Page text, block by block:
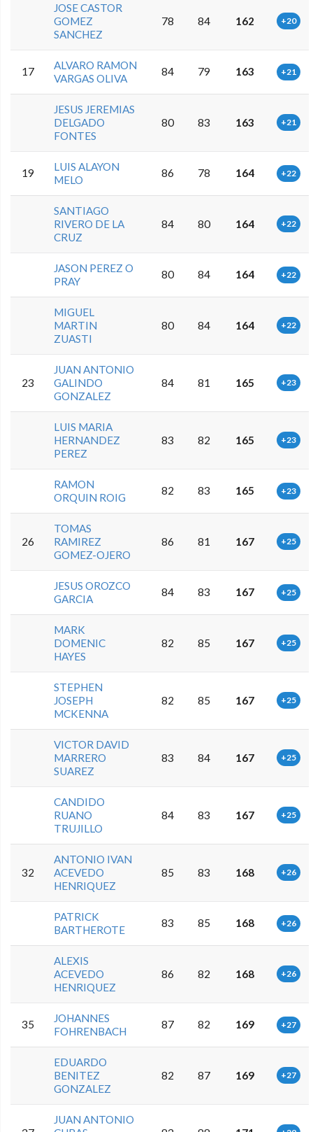
JOSE CASTOR
GOMEZ
SANCHEZ
78 84 162 +20
17
ALVARO RAMON
VARGAS OLIVA
84 79 163 +21
JESUS JEREMIAS
DELGADO
FONTES
80 83 163 +21
19
LUIS ALAYON
MELO
86 78 164 +22
SANTIAGO
RIVERO DE LA
CRUZ
84 80 164 +22
JASON PEREZ O
PRAY
80 84 164 +22
MIGUEL
MARTIN
ZUASTI
80 84 164 +22
23
JUAN ANTONIO
GALINDO
GONZALEZ
84 81 165 +23
LUIS MARIA
HERNANDEZ
PEREZ
83 82 165 +23
RAMON
ORQUIN ROIG
82 83 165 +23
26
TOMAS
RAMIREZ
GOMEZ-OJERO
86 81 167 +25
JESUS OROZCO
GARCIA
84 83 167 +25
MARK
DOMENIC
HAYES
82 85 167 +25
STEPHEN
JOSEPH
MCKENNA
82 85 167 +25
VICTOR DAVID
MARRERO
SUAREZ
83 84 167 +25
CANDIDO
RUANO
TRUJILLO
84 83 167 +25
32
ANTONIO IVAN
ACEVEDO
HENRIQUEZ
85 83 168 +26
PATRICK
BARTHEROTE
83 85 168 +26
ALEXIS
ACEVEDO
HENRIQUEZ
86 82 168 +26
35
JOHANNES
FOHRENBACH
87 82 169 +27
EDUARDO
BENITEZ
GONZALEZ
82 87 169 +27
JUAN ANTONIO